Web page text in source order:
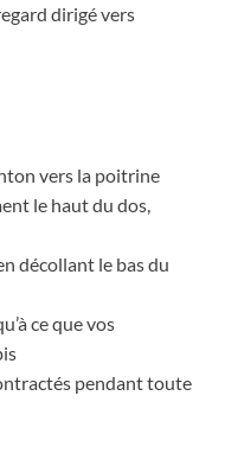
dirigé vers
vers la poitrine
le haut du dos,
décollant le bas du
ce que vos
pendant toute